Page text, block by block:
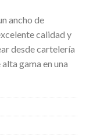
ancho de
calidad y
desde cartelería
gama en una